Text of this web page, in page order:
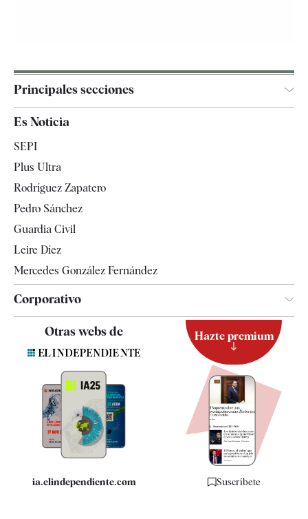
Principales secciones
España
Televisión
Es Noticia
SEPI
Plus Ultra
Rodríguez Zapatero
Pedro Sánchez
Guardia Civil
Leire Díez
Mercedes González Fernández
Corporativo
Contacto
Quiénes somos
Especificaciones
Otras webs de
ia.elindependiente.com
Hazte premium
Suscríbete